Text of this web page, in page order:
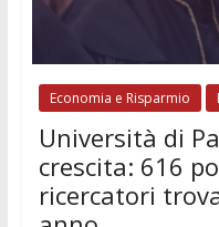
Economia e Risparmio
Università di
crescita: 616
ricercatori